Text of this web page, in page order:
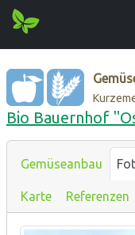
Bio Bauernhof
Gemüseanbau
Karte Referenzen